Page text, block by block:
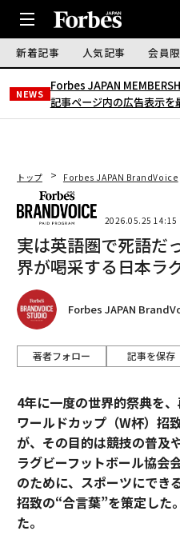
新着記事 人気記事 会員
NEWS
Forbes JAPAN
記事ページ内の広告表示を
トップ Forbes JAPAN BrandVoice
2026.05.25 14:15
実は英語圏で死語だ
界が喝采する日本ラ
Forbes JAPAN
著者フォロー 記事を保存
4年に一度の世界的祭典を
ワールドカップ（W杯）招
が、その目的は競技の普及
ラグビーフットボール協会
のために、スポーツにでき
招致の“合言葉”を策定した
た。